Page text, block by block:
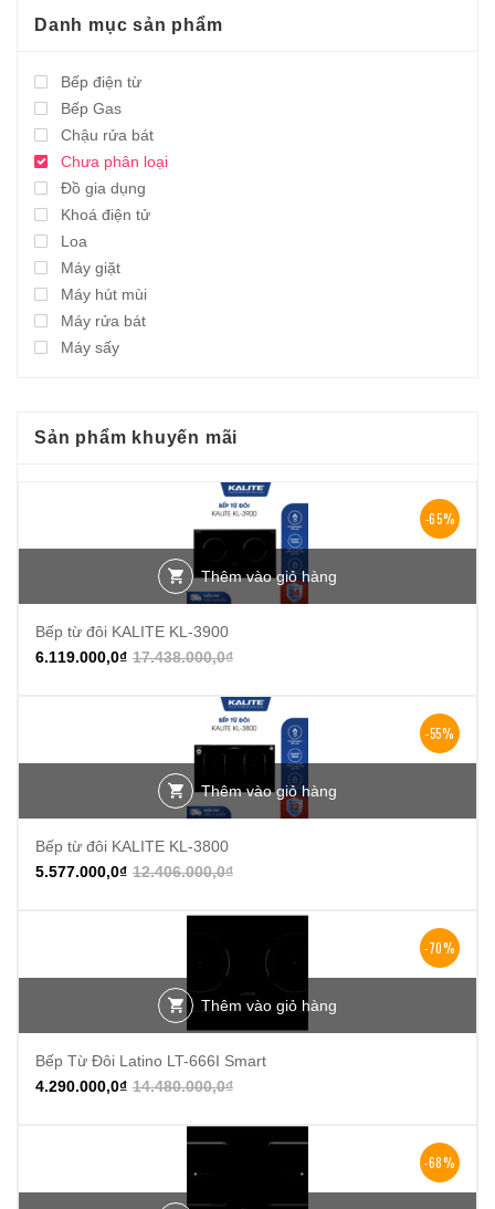
Danh mục sản phẩm
Bếp điện từ
Bếp Gas
Chậu rửa bát
Chưa phân loại
Đồ gia dụng
Khoá điện tử
Loa
Máy giặt
Máy hút mùi
Máy rửa bát
Máy sấy
Sản phẩm khuyến mãi
-65%
Thêm vào giỏ hàng
Bếp từ đôi KALITE KL-3900
17.438.000,0₫
6.119.000,0₫
-55%
Thêm vào giỏ hàng
Bếp từ đôi KALITE KL-3800
12.406.000,0₫
5.577.000,0₫
-70%
Thêm vào giỏ hàng
Bếp Từ Đôi Latino LT-666I Smart
14.480.000,0₫
4.290.000,0₫
-68%